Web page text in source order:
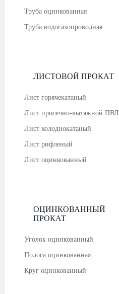
Труба оцинкованная
Труба водогазопроводная
ЛИСТОВОЙ ПРОКАТ
Лист горячекатаный
Лист просечно-вытяжной ПВЛ
Лист холоднокатаный
Лист рифленый
Лист оцинкованный
ОЦИНКОВАННЫЙ
ПРОКАТ
Уголок оцинкованный
Полоса оцинкованная
Круг оцинкованный